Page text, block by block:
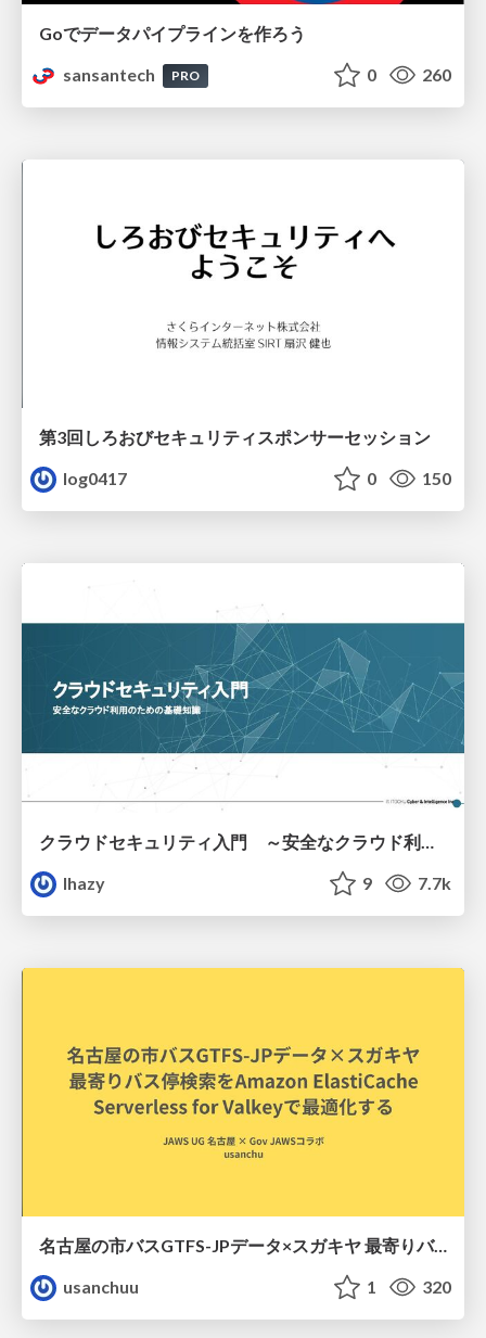
Goでデータパイプラインを作ろう
sansantech
PRO 0 260
第3回しろおびセキュリティスポンサーセッション
log0417
0 150
lhazy
9 7.7k
名古屋の市バスGTFS-JPデータ×スガキヤ 最寄りバス停検索をAmazon ElastiCache Serverless for Valkeyで最適化する
usanchuu
1 320